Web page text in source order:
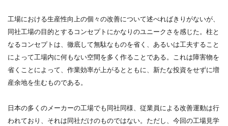
工場における生産性向上の個々の改善について述べればきりがないが、
同社工場の目的とするコンセプトにかなりのユニークさを感じた。柱と
なるコンセプトは、徹底して無駄なものを省く、あるいは工夫すること
によって工場内に何もない空間を多く作ることである。これは障害物を
省くことによって、作業効率が上がるとともに、新たな投資をせずに増
産余地を生むものである。
日本の多くのメーカーの工場でも同社同様、従業員による改善運動は行
われており、それは同社だけのものではない。ただし、今回の工場見学